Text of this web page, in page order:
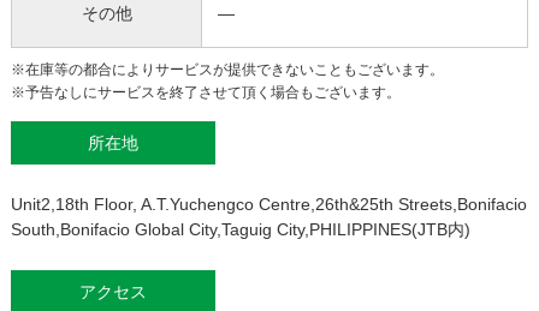
その他 ―
※在庫等の都合によりサービスが提供できないこともございます。
※予告なしにサービスを終了させて頂く場合もございます。
所在地
Unit2,18th Floor, A.T.Yuchengco Centre,26th&25th Streets,Bonifacio
South,Bonifacio Global City,Taguig City,PHILIPPINES(JTB内)
アクセス